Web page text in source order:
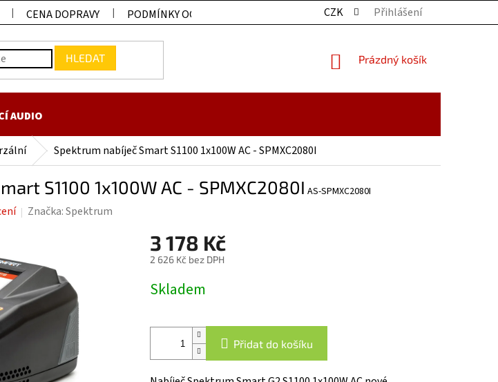
CENA DOPRAVY PODMÍNKY OCHRANY OSOBNÍCH ÚDAJŮ KONTAKTY
CZK Přihlášení
HLEDAT
NÁKUPNÍ
Prázdný košík
AUDIO
Spektrum nabíječ Smart S1100 1x100W AC - SPMXC2080I
S1100 1x100W AC - SPMXC2080I AS-SPMXC2080I
Značka:Spektrum
3 178 Kč
2 626 Kč bez DPH
cena:
Skladem
Přidat do košíku